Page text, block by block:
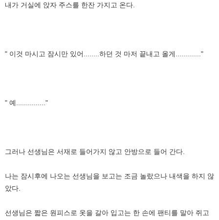
내가 거실에 앉자 주스를 한잔 가지고 온다.
" 이것 마시고 잠시만 있어........하던 것 마저 끝내고 올게............."
" 예..............."
그러나 선생님은 서재로 들어가지 않고 안방으로 들어 간다.
나는 잠시후에 나오는 선생님을 보고는 조금 놀랐으나 내색을 하지 않
았다.
선생님은 짧은 원피스로 옷을 갈아 입고는 한 손에 팬티를 말아 쥐고